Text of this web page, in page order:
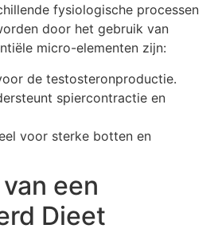
fysiologische processen
door het gebruik van
micro-elementen zijn:
de testosteronproductie.
spiercontractie en
voor sterke botten en
een
Dieet